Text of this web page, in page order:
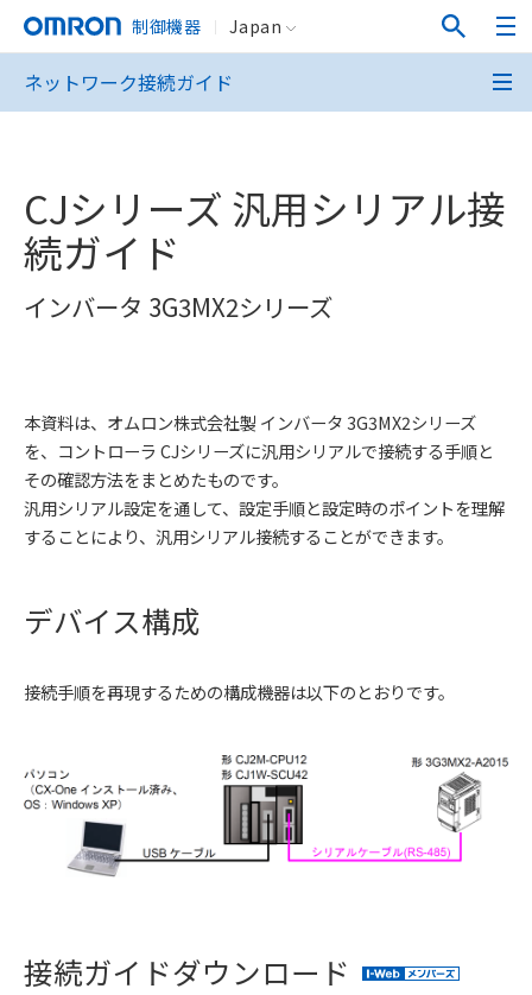
制御機器 Japan
ネットワーク接続ガイド
CJシリーズ 汎用シリアル接
続ガイド
インバータ 3G3MX2シリーズ
本資料は、オムロン株式会社製 インバータ 3G3MX2シリーズ
を、コントローラ CJシリーズに汎用シリアルで接続する手順と
その確認方法をまとめたものです。
汎用シリアル設定を通して、設定手順と設定時のポイントを理解
することにより、汎用シリアル接続することができます。
デバイス構成
接続手順を再現するための構成機器は以下のとおりです。
接続ガイドダウンロード